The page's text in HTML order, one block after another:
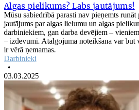
Algas pielikums? Labs jautājums!
Mūsu sabiedrībā parasti nav pieņemts runāt
jautājums par algas lielumu un algas
darbiniekiem, gan darba devējiem –
– izdevumi. Atalgojuma noteikšanā var būt
ir vērā ņemamas.
Darbinieki
•
03.03.2025